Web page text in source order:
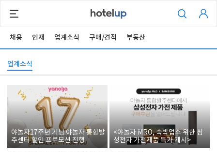
채용 인재 업계소식 구매/견적 부동산
업계소식
야놀자17주년 기념 야놀자 통합발
주센터 할인 프로모션 진행
<야놀자 MRO, 숙박업소 위한 삼
성전자 가전제품 특가 개시>